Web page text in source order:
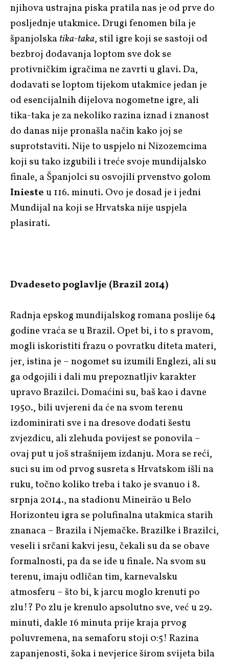
njihova ustrajna piska pratila nas je od prve do
posljednje utakmice. Drugi fenomen bila je
španjolska tika-taka, stil igre koji se sastoji od
bezbroj dodavanja loptom sve dok se
protivničkim igračima ne zavrti u glavi. Da,
dodavati se loptom tijekom utakmice jedan je
od esencijalnih dijelova nogometne igre, ali
tika-taka je za nekoliko razina iznad i znanost
do danas nije pronašla način kako joj se
suprotstaviti. Nije to uspjelo ni Nizozemcima
koji su tako izgubili i treće svoje mundijalsko
finale, a Španjolci su osvojili prvenstvo golom
Iniesteu 116. minuti. Ovo je dosad je i jedni
Mundijal na koji se Hrvatska nije uspjela
plasirati.
Dvadeseto poglavlje (Brazil 2014)
Radnja epskog mundijalskog romana poslije 64
godine vraća se u Brazil. Opet bi, i to s pravom,
mogli iskoristiti frazu o povratku diteta materi,
jer, istina je – nogomet su izumili Englezi, ali su
ga odgojili i dali mu prepoznatljiv karakter
upravo Brazilci. Domaćini su, baš kao i davne
1950., bili uvjereni da će na svom terenu
izdominirati sve i na dresove dodati šestu
zvjezdicu, ali zlehuda povijest se ponovila –
ovaj put u još strašnijem izdanju. Mora se reći,
suci su im od prvog susreta s Hrvatskom išli na
ruku, točno koliko treba i tako je svanuo i 8.
srpnja 2014., na stadionu Mineirão u Belo
Horizonteu igra se polufinalna utakmica starih
znanaca – Brazila i Njemačke. Brazilke i Brazilci,
veseli i srčani kakvi jesu, čekali su da se obave
formalnosti, pa da se ide u finale. Na svom su
terenu, imaju odličan tim, karnevalsku
atmosferu – što bi, k jarcu moglo krenuti po
zlu!? Po zlu je krenulo apsolutno sve, već u 29.
minuti, dakle 16 minuta prije kraja prvog
poluvremena, na semaforu stoji 0:5! Razina
zapanjenosti, šoka i nevjerice širom svijeta bila